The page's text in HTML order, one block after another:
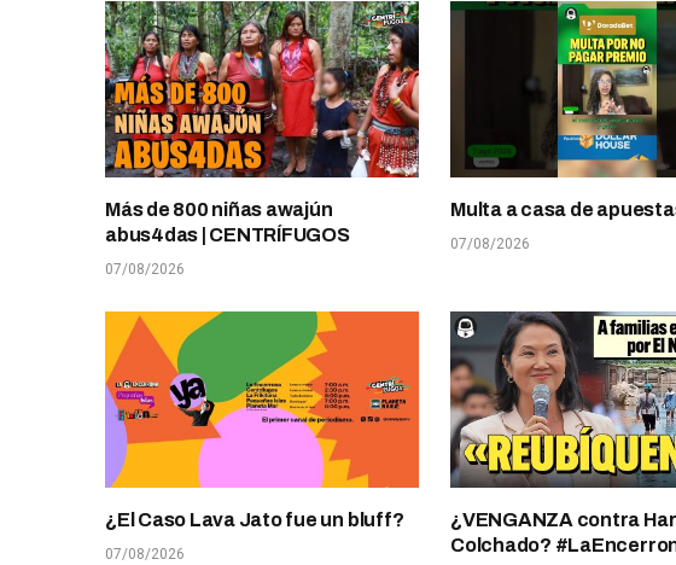
Más de 800 niñas awajún
abus4das | CENTRÍFUGOS
07/08/2026
Multa a casa de
07/08/2026
¿El Caso Lava Jato fue un bluff?
07/08/2026
¿VENGANZA contra
Colchado?